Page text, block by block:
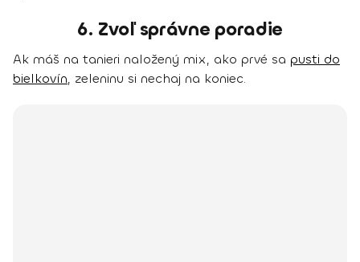
6. Zvoľ správne poradie
Ak máš na tanieri naložený mix, ako prvé sa pusti do
bielkovín, zeleninu si nechaj na koniec.